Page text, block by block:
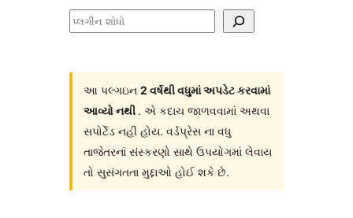
પ્લગીન
આ પલ્ગઇન 2 વર્ષથી વધુમાં અપડેટ કરવામાં
આવ્યો નથી . એ કદાચ જાળવવામાં અથવા
સપોર્ટેડ નહી હોય. વર્ડપ્રેસ ના વધુ
તાજેતરનાં સંસ્કરણો સાથે ઉપયોગમાં લેવાય
તો સુસંગતતા મુદ્દાઓ હોઈ શકે છે.